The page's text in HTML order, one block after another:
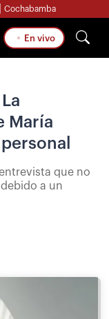
Cochabamba
En vivo
María
que no
a un